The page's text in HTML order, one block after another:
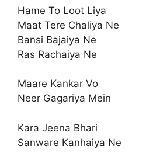
Hame To Loot Liya
Maat Tere Chaliya Ne
Bansi Bajaiya Ne
Ras Rachaiya Ne
Maare Kankar Vo
Neer Gagariya Mein
Kara Jeena Bhari
Sanware Kanhaiya Ne